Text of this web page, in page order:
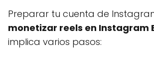
Preparar tu cuenta de
monetizar reels en Instagram
implica varios pasos: